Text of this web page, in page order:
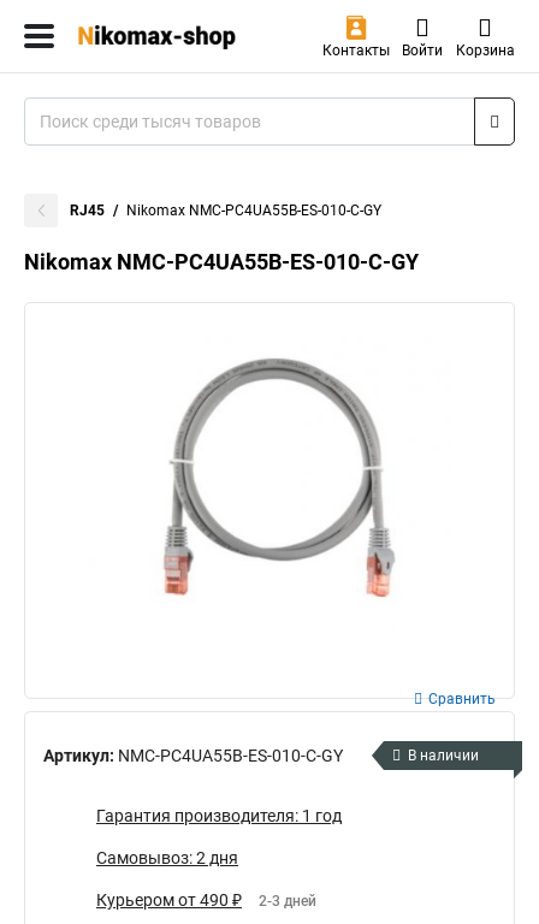
Контакты Войти Корзина
RJ45 Nikomax NMC-PC4UA55B-ES-010-C-GY
Nikomax NMC-PC4UA55B-ES-010-C-GY
Артикул: NMC-PC4UA55B-ES-010-C-GY
Сравнить
В наличии
Гарантия производителя: 1 год
Самовывоз: 2 дня
Курьером от 490 ₽ 2-3 дней